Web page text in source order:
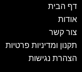
דף הבית
אודות
צור קשר
תקנון ומדיניות פרטיות
הצהרת נגישות